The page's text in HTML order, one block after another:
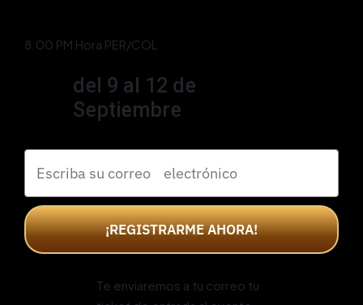
8:00 PM Hora PER/COL
del 9 al 12 de
Septiembre
¡REGISTRARME AHORA!
Te enviaremos a tu correo tu